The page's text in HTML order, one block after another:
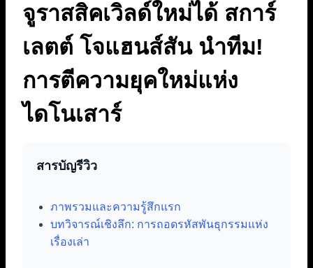
จูราสสิคเวิลด์ใหม่ได้ สการ์
เลตต์ โจแฮนส์สัน นำทีม!
การตีความยุคใหม่แห่ง
ไดโนเสาร์
สารบัญรีวิว
ภาพรวมและความรู้สึกแรก
บทวิจารณ์เชิงลึก: การถอดรหัสพันธุกรรมแห่ง
เรื่องเล่า